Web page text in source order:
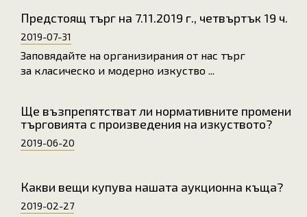
Предстоящ търг на 7.11.2019 г., четвъртък 19 ч.
2019-07-31
Заповядайте на организирания от нас търг
за класическо и модерно изкуство ...
Ще възпрепятстват ли нормативните промени
търговията с произведения на изкуството?
2019-06-20
Какви вещи купува нашата аукционна къща?
2019-02-27